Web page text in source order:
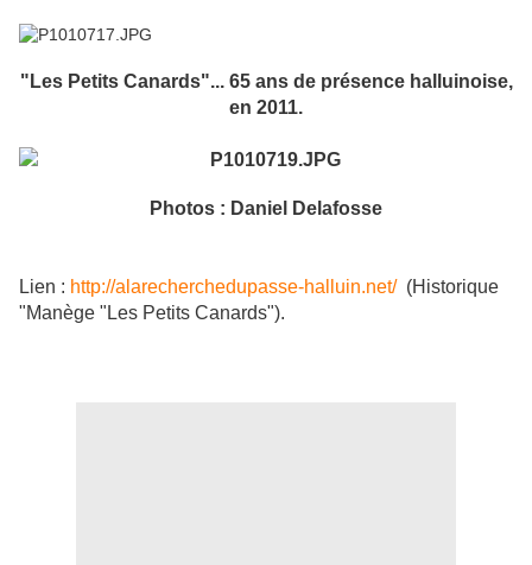
"Les Petits Canards"... 65 ans de présence halluinoise,
en 2011.
Photos : Daniel Delafosse
Lien : http://alarecherchedupasse-halluin.net/(Historique
"Manège "Les Petits Canards").